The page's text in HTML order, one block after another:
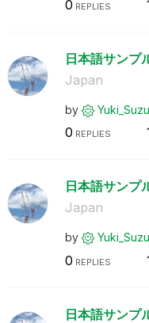
0 REPLIES
日本語サンプ
Japan
by
0 REPLIES
日本語サンプ
Japan
by
0 REPLIES
日本語サンプ